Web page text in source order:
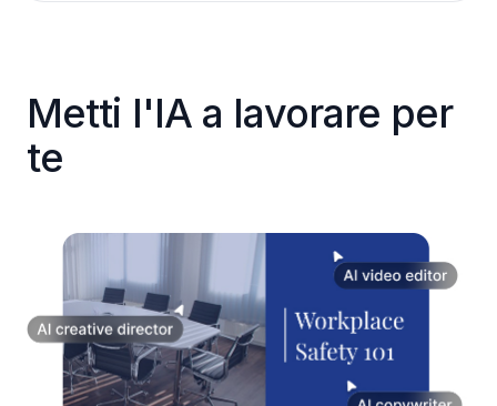
Metti l'IA a lavorare per
te